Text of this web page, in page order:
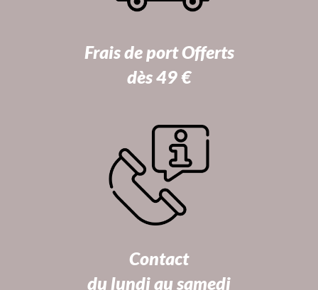
Frais de port Offerts
dès 49 €
Contact
du lundi au samedi